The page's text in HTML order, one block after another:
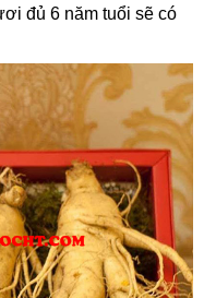
đủ 6 năm tuổi sẽ có